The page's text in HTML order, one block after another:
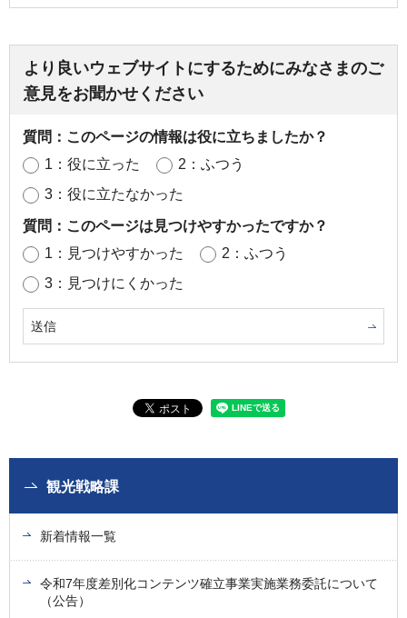
より良いウェブサイトにするためにみなさまのご
意見をお聞かせください
質問：このページの情報は役に立ちましたか？
1：役に立った
2：ふつう
3：役に立たなかった
質問：このページは見つけやすかったですか？
1：見つけやすかった
2：ふつう
3：見つけにくかった
観光戦略課
新着情報一覧
令和7年度差別化コンテンツ確立事業実施業務委託について
（公告）